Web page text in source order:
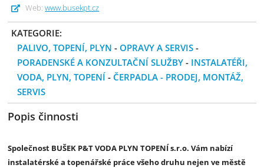
Web: www.busekpt.cz
KATEGORIE:
PALIVO, TOPENÍ, PLYN - OPRAVY A SERVIS -
PORADENSKÉ A KONZULTAČNÍ SLUŽBY - INSTALATÉŘI,
VODA, PLYN, TOPENÍ - ČERPADLA - PRODEJ, MONTÁŽ,
SERVIS
Popis činnosti
Společnost BUŠEK P&T VODA PLYN TOPENÍ s.r.o. Vám nabízí
instalatérské a topenářské práce všeho druhu nejen ve městě